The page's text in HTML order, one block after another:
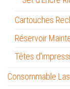
Cartouches
Réservoir
Têtes
Consommable